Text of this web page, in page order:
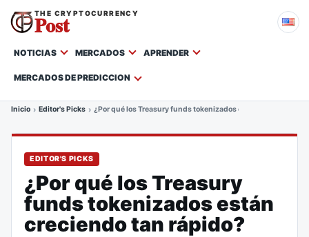
THE CRYPTOCURRENCY
Post
NOTICIAS MERCADOS APRENDER
MERCADOS DE PREDICCION
Inicio Editor's Picks ¿Por qué los Treasury funds tokenizados están creciendo
EDITOR'S PICKS
¿Por qué los Treasury
funds tokenizados están
creciendo tan rápido?